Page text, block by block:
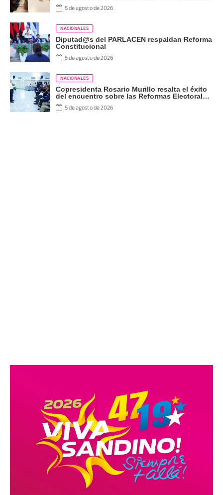
EN EL SIGLO XXI”
5 de agosto de 2026
NACIONALES
Diputad@s del PARLACEN respaldan Reforma
Constitucional
5 de agosto de 2026
NACIONALES
Copresidenta Rosario Murillo resalta el éxito
del encuentro sobre las Reformas Electorales
con diputados del PARLACEN
5 de agosto de 2026